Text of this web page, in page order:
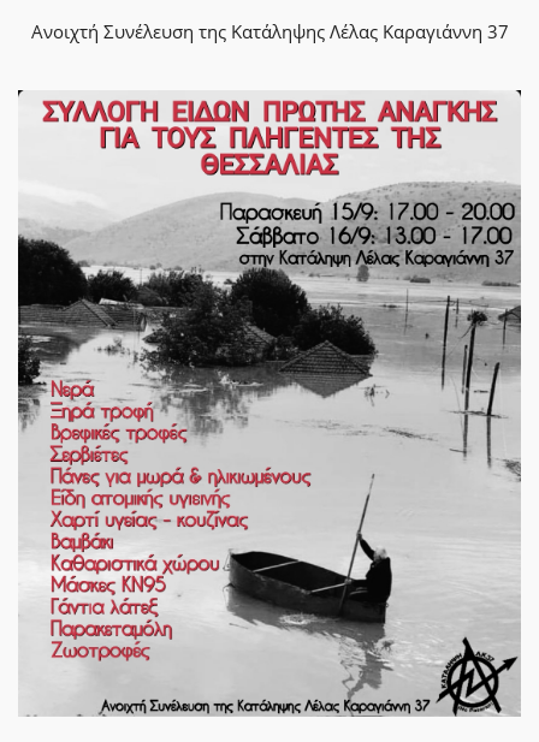
Ανοιχτή Συνέλευση της Κατάληψης Λέλας Καραγιάννη 37